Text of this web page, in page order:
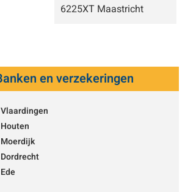
6225XT Maastricht
en verzekeringen